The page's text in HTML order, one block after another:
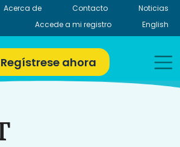
Acerca de Contacto
Noticias
Accede a mi registro
English
Regístrese ahora